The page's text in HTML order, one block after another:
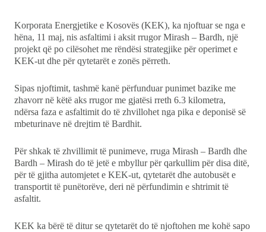
Udhëtime
DuVideo
Korporata Energjetike e Kosovës (KEK), ka njoftuar se nga e
hëna, 11 maj, nis asfaltimi i aksit rrugor Mirash – Bardh, një
projekt që po cilësohet me rëndësi strategjike për operimet e
KEK-ut dhe për qytetarët e zonës përreth.
Sipas njoftimit, tashmë kanë përfunduar punimet bazike me
zhavorr në këtë aks rrugor me gjatësi rreth 6.3 kilometra,
ndërsa faza e asfaltimit do të zhvillohet nga pika e deponisë së
mbeturinave në drejtim të Bardhit.
Për shkak të zhvillimit të punimeve, rruga Mirash – Bardh dhe
Bardh – Mirash do të jetë e mbyllur për qarkullim për disa ditë,
për të gjitha automjetet e KEK-ut, qytetarët dhe autobusët e
transportit të punëtorëve, deri në përfundimin e shtrimit të
asfaltit.
KEK ka bërë të ditur se qytetarët do të njoftohen me kohë sapo